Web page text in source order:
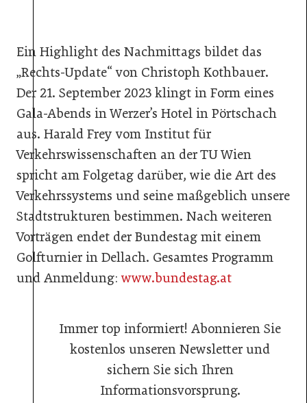
Ein Highlight des Nachmittags bildet das
„Rechts-Update“ von Christoph Kothbauer.
Der 21. September 2023 klingt in Form eines
Gala-Abends in Werzer’s Hotel in Pörtschach
aus. Harald Frey vom Institut für
Verkehrswissenschaften an der TU Wien
spricht am Folgetag darüber, wie die Art des
Verkehrssystems und seine maßgeblich unsere
Stadtstrukturen bestimmen. Nach weiteren
Vorträgen endet der Bundestag mit einem
Golfturnier in Dellach. Gesamtes Programm
und Anmeldung:www.bundestag.at
Immer top informiert! Abonnieren Sie
kostenlos unseren Newsletter und
sichern Sie sich Ihren
Informationsvorsprung.